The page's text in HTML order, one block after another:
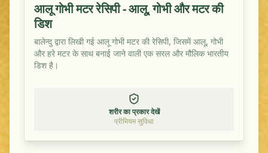
आलू गोभी मटर रेसिपी - आलू, गोभी और मटर की
डिश
बालेन्दु द्वारा लिखी गई आलू गोभी मटर की रेसिपी, जिसमें आलू, गोभी
और हरे मटर के साथ बनाई जाने वाली एक सरल और मौलिक भारतीय
डिश है।
शरीर का प्रकार देखें
प्रीमियम सुविधा